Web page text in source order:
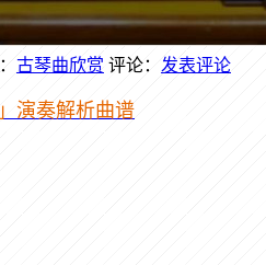
古琴曲欣赏 评论： 发表评论
演奏解析曲谱